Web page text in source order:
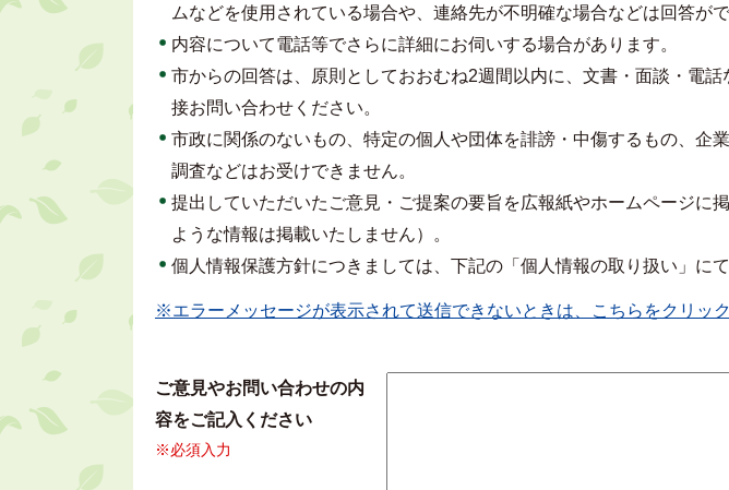
ムなどを使用されている場合や、連絡先が不明確な場合などは回答が
内容について電話等でさらに詳細にお伺いする場合があります。
市からの回答は、原則としておおむね2週間以内に、文書・面談・電
接お問い合わせください。
市政に関係のないもの、特定の個人や団体を誹謗・中傷するもの、企
調査などはお受けできません。
提出していただいたご意見・ご提案の要旨を広報紙やホームページに
ような情報は掲載いたしません）。
個人情報保護方針につきましては、下記の「個人情報の取り扱い」に
※エラーメッセージが表示されて送信できないときは、こちらをクリッ
ご意見やお問い合わせの内
容をご記入ください
※必須入力